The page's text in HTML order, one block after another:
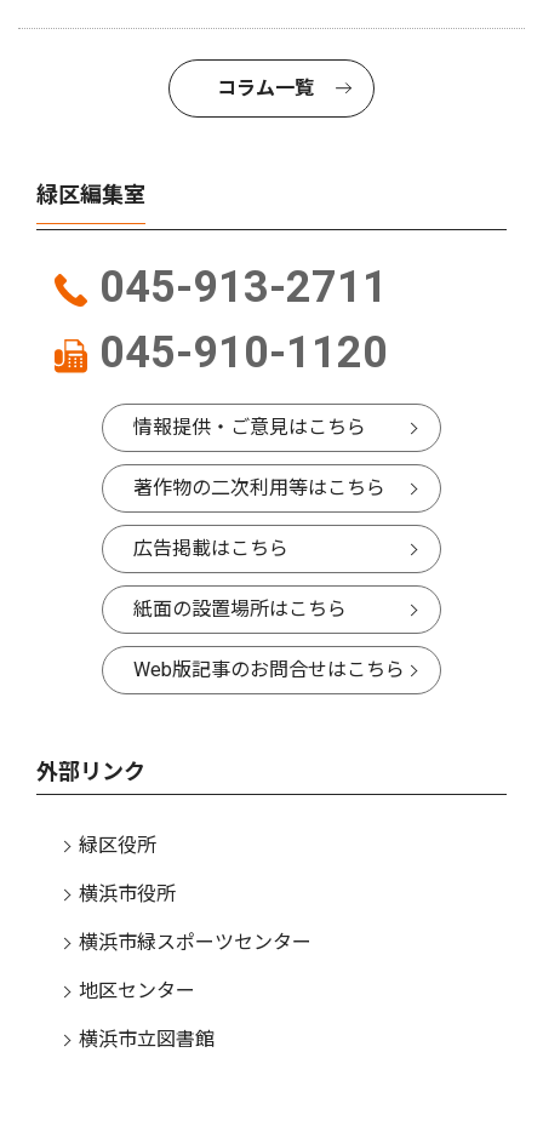
コラム一覧
緑区編集室
045-913-2711
045-910-1120
情報提供・ご意見はこちら
著作物の二次利用等はこちら
広告掲載はこちら
紙面の設置場所はこちら
Web版記事のお問合せはこちら
外部リンク
緑区役所
横浜市役所
横浜市緑スポーツセンター
地区センター
横浜市立図書館